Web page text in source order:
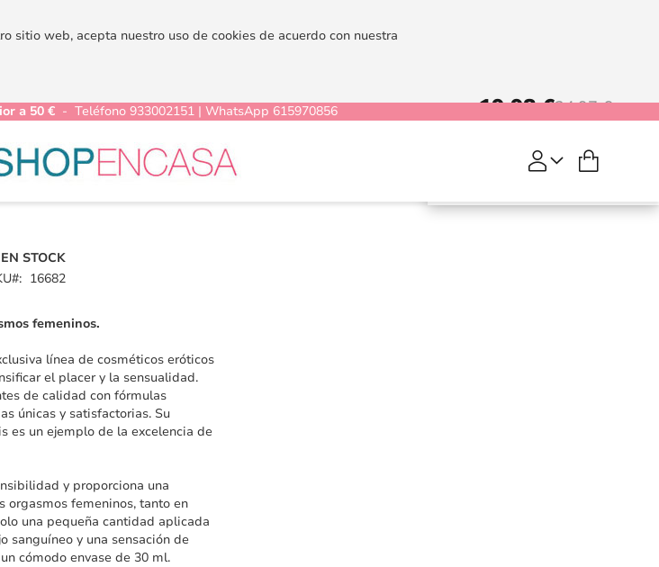
sitio web, acepta nuestro uso de cookies de acuerdo con nuestra
a 50 € - Teléfono 933002151 | WhatsApp 615970856
Clitoris
Balm
19,98 €24,97 €
COMPRAR
EN STOCK
16682
femeninos.
línea de cosméticos eróticos
el placer y la sensualidad.
de calidad con fórmulas
únicas y satisfactorias. Su
es un ejemplo de la excelencia de
y proporciona una
orgasmos femeninos, tanto en
una pequeña cantidad aplicada
sanguíneo y una sensación de
cómodo envase de 30 ml.